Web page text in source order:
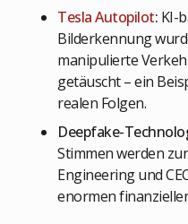
Tesla Autopilot: KI-
Bilderkennung
manipulierte
getäuscht – ein
realen Folgen.
Deepfake-
Stimmen werden
Engineering und
enormen